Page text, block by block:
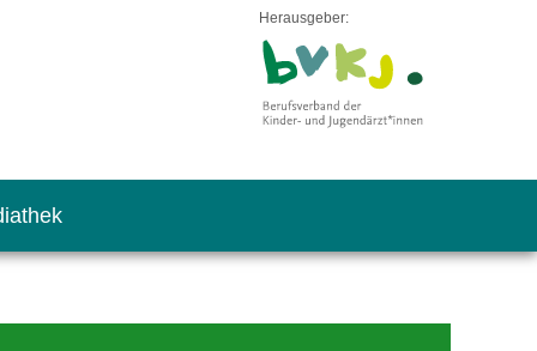
Herausgeber: